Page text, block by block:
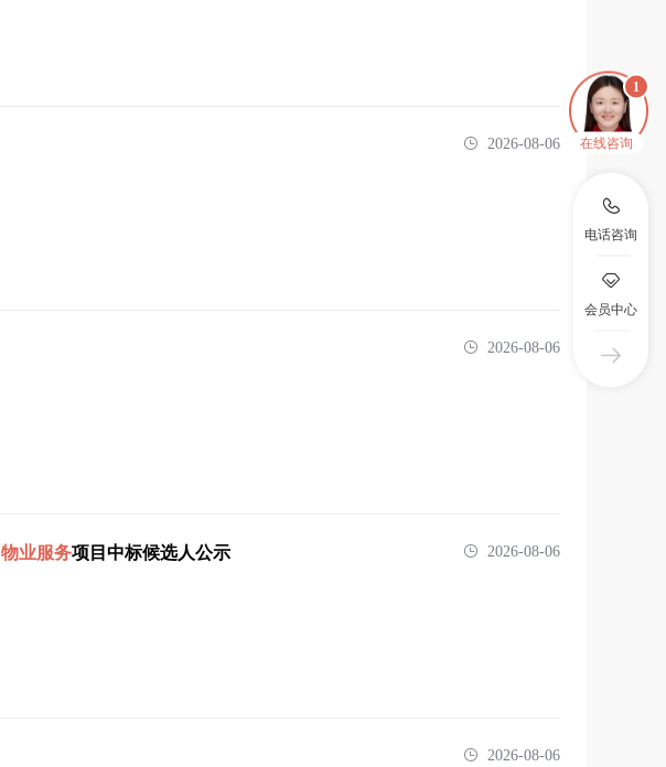
在线咨询
电话咨询
会员中心
2026-08-06
2026-08-06
物业服务项目中标候选人公示 2026-08-06
2026-08-06